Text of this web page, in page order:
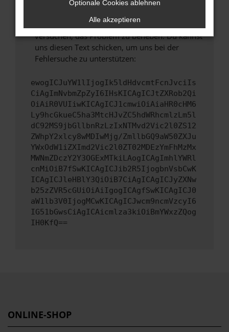
hast, kontaktiere uns bitte. Wir werden
versuchen, das Problem zu beheben. Du kannst
uns diesen Text schicken, um uns bei der
Fehlersuche zu unterstützen:
ewogICJuYW1lIjogIk5ldHdvcmtFcnJvciIs
CiAgImNvbmZpZyI6IHsKICAgICJtZXRob2Qi
OiAiR0VUIiwKICAgICJ1cmwiOiAiaHR0cHM6
Ly9hcGkueC5ha3MtcHJvZC5hdWRhcmlzLm5l
dC92MS9jbGllbnRzLzIxNTMvd2Vic2l0ZS12
ZWhpY2xlcy8wMDIwMjg/ZmllbGQ9aW50ZXJu
YWxOdW1iZXImd2Vic2l0ZT02MDEzYmFhMzMx
MWNmZDczY2Y3OGExMTkiLAogICAgImhlYWRl
cnMiOiB7fSwKICAgICJib2R5IjogbnVsbCwK
ICAgICJleHBlY3QiOiB7CiAgICAgICJyZXNw
b25zZVR5cGUiOiAiIgogICAgfSwKICAgICJ0
aW1lb3V0IjogMCwKICAgICJwcm9ncmVzcyI6
IG51bGwsCiAgICAicmlza3kiOiBmYWxzZQog
IH0KfQ==
ONLINE-SHOP
Optionale Cookies ablehnen
Alle akzeptieren